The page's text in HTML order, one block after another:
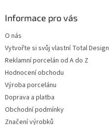
Informace pro vás
O nás
Vytvořte si svůj vlastní Total Design
Reklamní porcelán od A do Z
Hodnocení obchodu
Výroba porcelánu
Doprava a platba
Obchodní podmínky
Značení výrobků